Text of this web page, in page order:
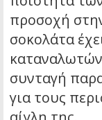
προσοχή
σοκολάτα
συνταγή
για τους